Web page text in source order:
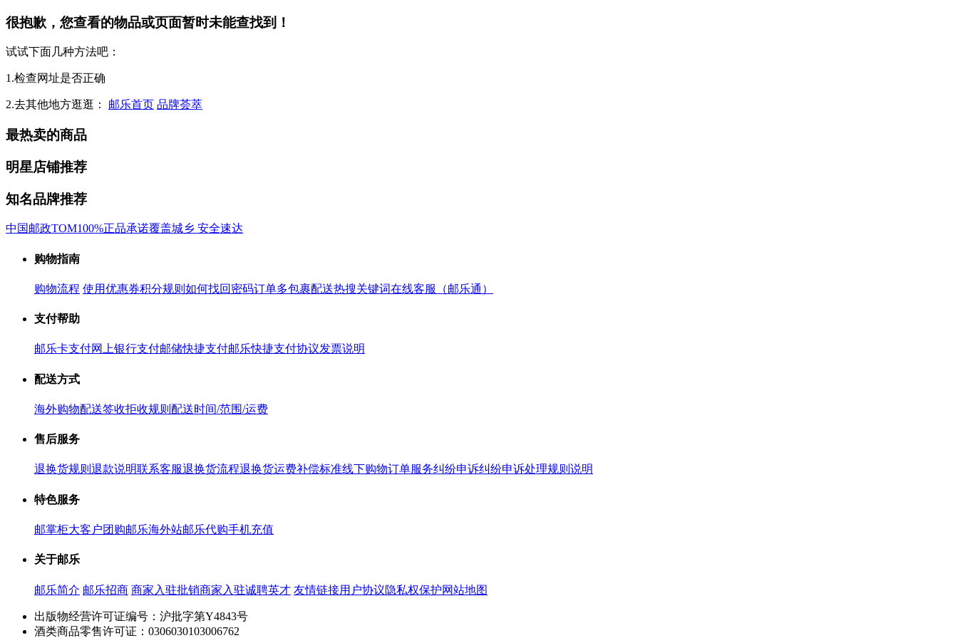
很抱歉，您查看的物品或页面暂时未能查找到！
试试下面几种方法吧：
1.检查网址是否正确
2.去其他地方逛逛： 邮乐首页 品牌荟萃
最热卖的商品
明星店铺推荐
知名品牌推荐
中国邮政TOM100%正品承诺覆盖城乡 安全速达
购物指南
购物流程 使用优惠券积分规则 如何找回密码订单多包裹配送热搜关键词在线客服（邮乐通）
支付帮助
邮乐卡支付网上银行支付邮储快捷支付邮乐快捷支付协议发票说明
配送方式
海外购物配送签收拒收规则 配送时间/范围/运费
售后服务
退换货规则 退款说明联系客服退换货流程退换货运费补偿标准线下购物订单服务纠纷申诉纠纷申诉处理规则说明
特色服务
邮掌柜大客户团购邮乐海外站邮乐代购手机充值
关于邮乐
邮乐简介 邮乐招商 商家入驻批销商家入驻诚聘英才 友情链接用户协议隐私权保护网站地图
出版物经营许可证编号：沪批字第Y4843号
酒类商品零售许可证：0306030103006762